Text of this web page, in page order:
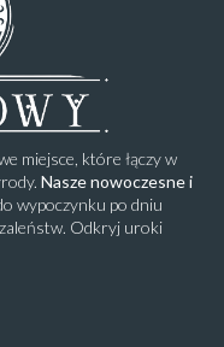
miejsce, które łączy w
Nasze nowoczesne i
wypoczynku po dniu
Odkryj uroki